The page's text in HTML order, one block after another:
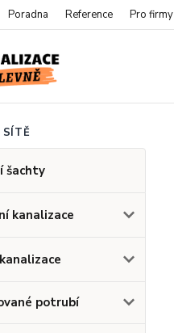
Poradna Reference Pro firmy
SÍTĚ
šachty
kanalizace
potrubí